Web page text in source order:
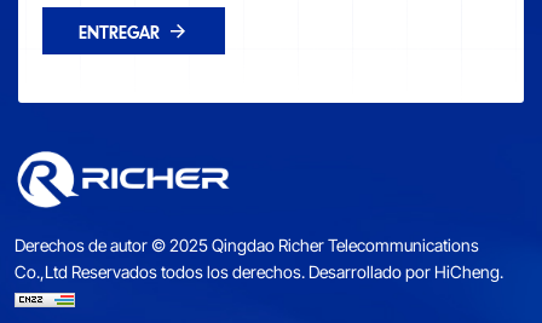
ENTREGAR
Derechos de autor © 2025 Qingdao Richer Telecommunications
Co.,Ltd Reservados todos los derechos.Desarrollado por HiCheng.